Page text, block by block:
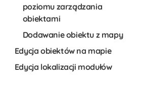
poziomu zarządzania
obiektami
Dodawanie obiektu z mapy
Edycja obiektów na mapie
Edycja lokalizacji modułów